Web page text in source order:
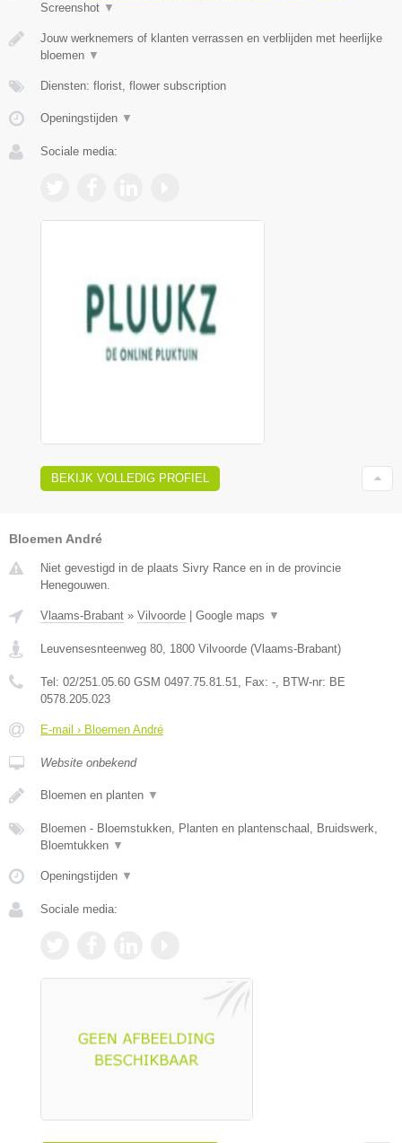
Screenshot ▼
Jouw werknemers of klanten verrassen en verblijden met heerlijke
bloemen ▼
Diensten: florist, flower subscription
Openingstijden ▼
Sociale media:
BEKIJK VOLLEDIG PROFIEL
Bloemen André
Niet gevestigd in de plaats Sivry Rance en in de provincie
Henegouwen.
Vlaams-Brabant » Vilvoorde Google maps ▼
Leuvensesnteenweg 80, 1800 Vilvoorde (Vlaams-Brabant)
Tel: 02/251.05.60 GSM 0497.75.81.51, Fax: -, BTW-nr: BE
0578.205.023
E-mail › Bloemen André
Website onbekend
Bloemen en planten ▼
Bloemen - Bloemstukken, Planten en plantenschaal, Bruidswerk,
Bloemtukken ▼
Openingstijden ▼
Sociale media: